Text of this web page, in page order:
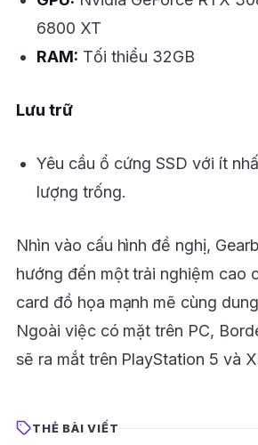
6800 XT
RAM: Tối thiểu 32GB
Lưu trữ
Yêu cầu ổ cứng SSD với ít
lượng trống.
Nhìn vào cấu hình đề nghị,
hướng đến một trải nghiệm cao
card đồ họa mạnh mẽ cùng
Ngoài việc có mặt trên PC,
sẽ ra mắt trên PlayStation 5 và
THẺ BÀI VIẾT